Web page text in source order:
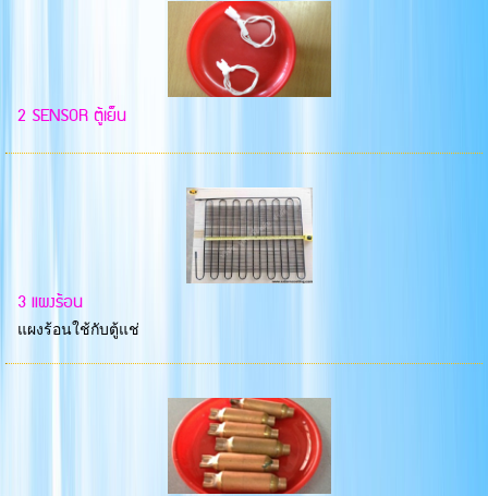
2 SENSOR ตู้เย็น
3 แผงร้อน
แผงร้อนใช้กับตู้แช่